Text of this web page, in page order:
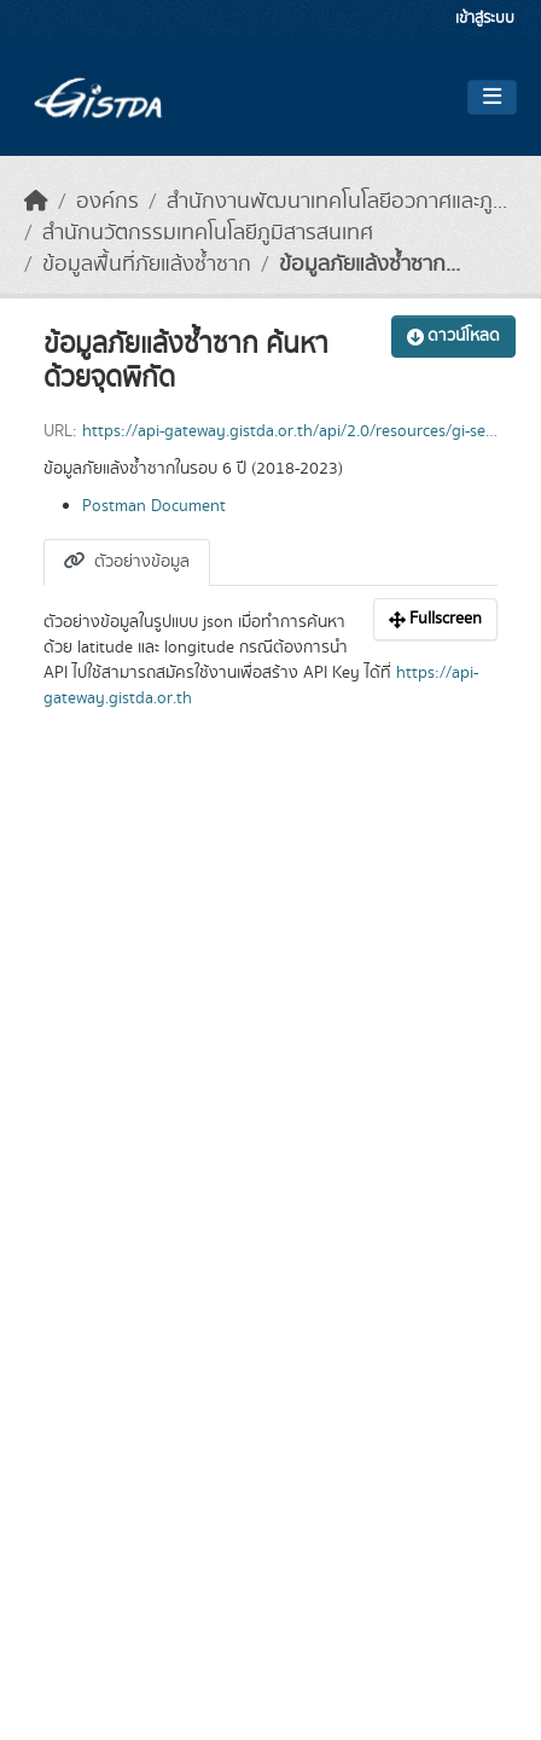
เข้าสู่ระบบ
องค์กร
สำนักงานพัฒนาเทคโนโลยีอวกาศและภู...
สำนักนวัตกรรมเทคโนโลยีภูมิสารสนเทศ
ข้อมูลพื้นที่ภัยแล้งซ้ำซาก
ข้อมูลภัยแล้งซ้ำซาก...
ดาวน์โหลด
ข้อมูลภัยแล้งซ้ำซาก ค้นหา
ด้วยจุดพิกัด
URL: https://api-gateway.gistda.or.th/api/2.0/resources/gi-service/v1.1/disasters/drought-recurrence?api_key=CoxyRDixPBGCMuEkriUXZqlBlUMTZK6klJ8WKgalsLuQ74fTNJsFZUQXLVBPuk9o&lat=13.730560474586298&lon=100.70959808138639
ข้อมูลภัยแล้งซ้ำซากในรอบ 6 ปี (2018-2023)
Postman Document
ตัวอย่างข้อมูล
Fullscreen
ตัวอย่างข้อมูลในรูปแบบ json เมื่อทำการค้นหา
ด้วย latitude และ longitude กรณีต้องการนำ
API ไปใช้สามารถสมัครใช้งานเพื่อสร้าง API Key ได้ที่ https://api-
gateway.gistda.or.th